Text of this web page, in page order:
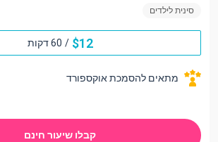
סינית לילדים
12
$
/ 60 דקות
מתאים להסמכת אוקספורד
קבלו שיעור חינם